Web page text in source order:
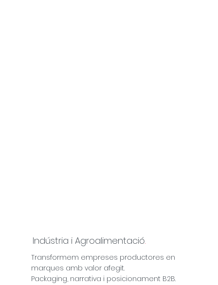
Indústria i Agroalimentació.
Transformem empreses productores en
marques amb valor afegit.
Packaging, narrativa i posicionament B2B.